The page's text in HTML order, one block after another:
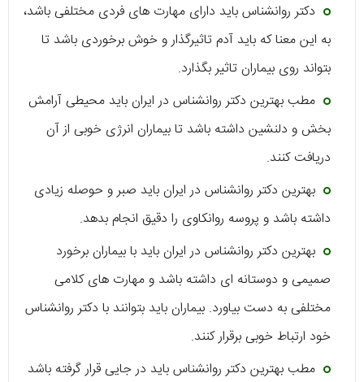
دکتر روانشناس باید دارای مهارت های فردی مختلفی باشد،
به این معنا که باید آدم تاثیرگذار و خوش برخوردی باشد تا
بتواند روی بیماران تاثیر بگذارد.
مطب بهترین دکتر روانشناس در ایران باید محیطی آرامش
بخش و دلنشین داشته باشد تا بیماران انرژی خوبی از آن
دریافت کنند.
بهترین دکتر روانشناس در ایران باید صبر و حوصله زیادی
داشته باشد و پروسه روانکاوی را دقیق انجام بدهد.
بهترین دکتر روانشناس در ایران باید با بیماران برخورد
صمیمی و دوستانه ای داشته باشد و مهارت های کلامی
مختلفی به دست بیاورد. بیماران باید بتوانند با دکتر روانشناس
خود ارتباط خوبی برقرار کنند.
مطب بهترین دکتر روانشناس باید در جایی قرار گرفته باشد